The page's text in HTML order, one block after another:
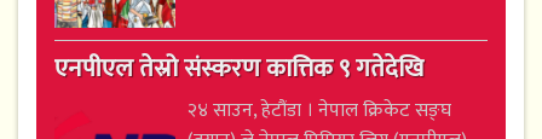
एनपीएल तेस्रो संस्करण कात्तिक ९ गतेदेखि
२४ साउन, हेटौंडा । नेपाल क्रिकेट सङ्घ